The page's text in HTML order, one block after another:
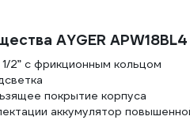
AYGER APW18BL4
2” с фрикционным кольцом
покрытие корпуса
аккумулятор